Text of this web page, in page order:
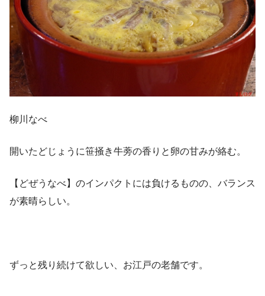
柳川なべ
開いたどじょうに笹掻き牛蒡の香りと卵の甘みが絡む。
【どぜうなべ】のインパクトには負けるものの、バランス
が素晴らしい。
ずっと残り続けて欲しい、お江戸の老舗です。